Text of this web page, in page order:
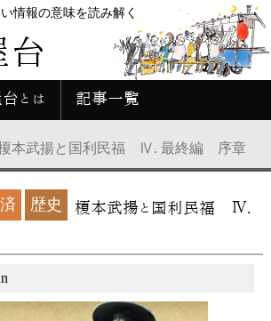
情報の意味を読み解く
台
とは 記事一覧
本武揚と国利民福 Ⅳ. 最終編 序章
歴史
榎本武揚と国利民福 Ⅳ.